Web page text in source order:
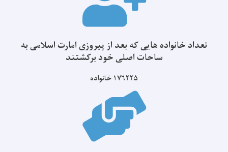
تعداد خانواده هایی که بعد از پیروزی امارت اسلامی به
ساحات اصلی خود برکشتند
۱۷۶۲۲۵خانواده